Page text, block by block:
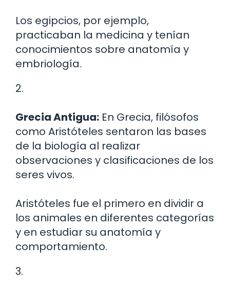
Los egipcios, por ejemplo,
practicaban la medicina y tenían
conocimientos sobre anatomía y
embriología.
2.
Grecia Antigua: En Grecia, filósofos
como Aristóteles sentaron las bases
de la biología al realizar
observaciones y clasificaciones de los
seres vivos.
Aristóteles fue el primero en dividir a
los animales en diferentes categorías
y en estudiar su anatomía y
comportamiento.
3.